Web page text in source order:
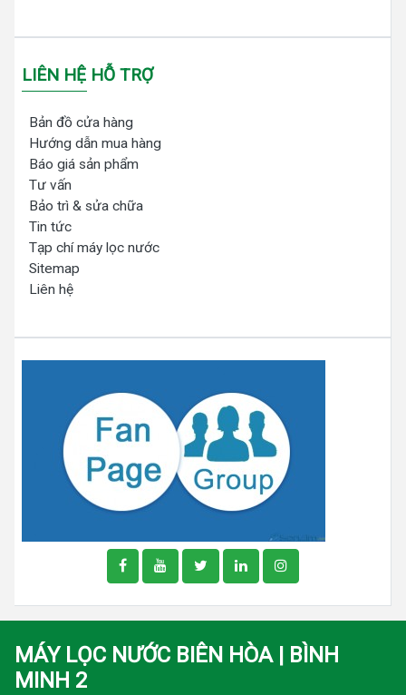
LIÊN HỆ HỖ TRỢ
Bản đồ cửa hàng
Hướng dẫn mua hàng
Báo giá sản phẩm
Tư vấn
Bảo trì & sửa chữa
Tin tức
Tạp chí máy lọc nước
Sitemap
Liên hệ
MÁY LỌC NƯỚC BIÊN HÒA | BÌNH
MINH 2